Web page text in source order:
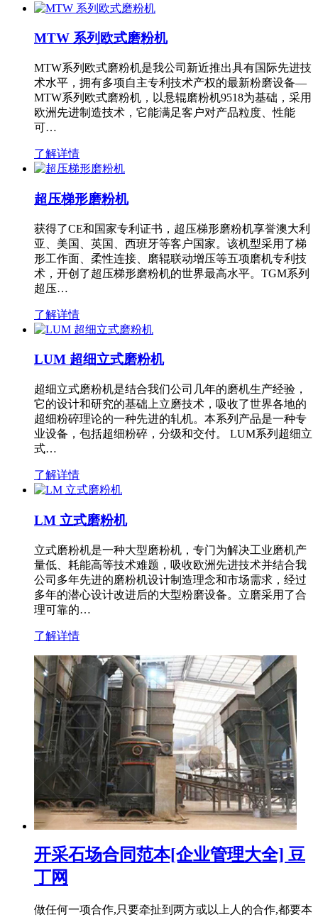
MTW 系列欧式磨粉机
MTW系列欧式磨粉机是我公司新近推出具有国际先进技
术水平，拥有多项自主专利技术产权的最新粉磨设备—
MTW系列欧式磨粉机，以悬辊磨粉机9518为基础，采用
欧洲先进制造技术，它能满足客户对产品粒度、性能
可…
了解详情
超压梯形磨粉机
获得了CE和国家专利证书，超压梯形磨粉机享誉澳大利
亚、美国、英国、西班牙等客户国家。该机型采用了梯
形工作面、柔性连接、磨辊联动增压等五项磨机专利技
术，开创了超压梯形磨粉机的世界最高水平。TGM系列
超压…
了解详情
LUM 超细立式磨粉机
超细立式磨粉机是结合我们公司几年的磨机生产经验，
它的设计和研究的基础上立磨技术，吸收了世界各地的
超细粉碎理论的一种先进的轧机。本系列产品是一种专
业设备，包括超细粉碎，分级和交付。 LUM系列超细立
式…
了解详情
LM 立式磨粉机
立式磨粉机是一种大型磨粉机，专门为解决工业磨机产
量低、耗能高等技术难题，吸收欧洲先进技术并结合我
公司多年先进的磨粉机设计制造理念和市场需求，经过
多年的潜心设计改进后的大型粉磨设备。立磨采用了合
理可靠的…
了解详情
开采石场合同范本[企业管理大全] 豆
丁网
做任何一项合作,只要牵扯到两方或以上人的合作,都要本